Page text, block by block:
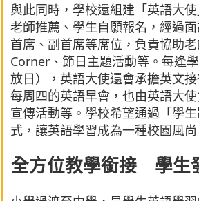
與此同時，學校還組建「英語大
老師推薦、學生自願報名，經過
首席、副首席等席位，負責協助
Corner、節日主題活動等。每逢
放日），英語大使還會承擔英文接
每周四的英語早會，也由英語大
宣傳活動等。學校希望通過「學
式，讓英語學習成為一種校園風尚
全方位教學銜接 學生